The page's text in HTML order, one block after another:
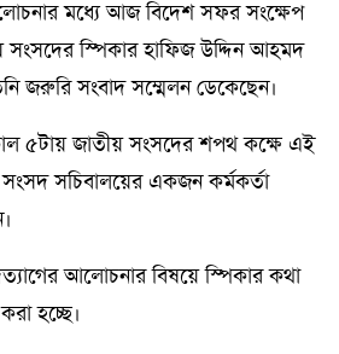
মধ্যে আজ বিদেশ সফর সংক্ষেপ
সংসদের স্পিকার হাফিজ উদ্দিন আহমদ
জরুরি সংবাদ সম্মেলন ডেকেছেন।
৫টায় জাতীয় সংসদের শপথ কক্ষে এই
সচিবালয়ের একজন কর্মকর্তা
আলোচনার বিষয়ে স্পিকার কথা
হচ্ছে।